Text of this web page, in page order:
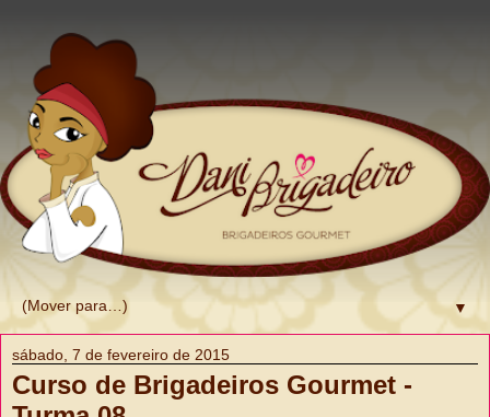
▼
sábado, 7 de fevereiro de 2015
Curso de Brigadeiros Gourmet -